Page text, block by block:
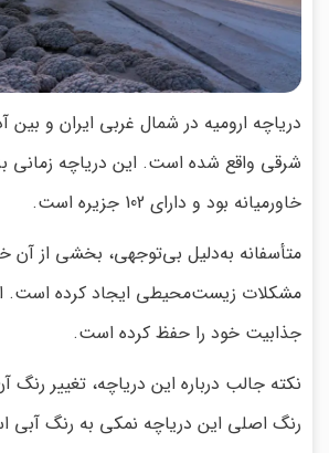
دریاچه ارومیه در شمال غربی ایران و بین
شرقی واقع شده است. این دریاچه زمانی
خاورمیانه بود و دارای 102 جزیره است.
متأسفانه به‌دلیل بی‌توجهی، بخشی از
مشکلات زیست‌محیطی ایجاد کرده است.
جذابیت خود را حفظ کرده است.
نکته جالب درباره این دریاچه، تغییر
رنگ اصلی این دریاچه نمکی به رنگ آبی